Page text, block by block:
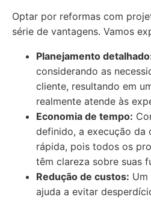
Optar por reformas com
série de vantagens. Vamos
Planejamento
considerando as
cliente, resultando em
realmente atende às
Economia de tempo:
definido, a execução da
rápida, pois todos os
têm clareza sobre suas
Redução de custos:
ajuda a evitar